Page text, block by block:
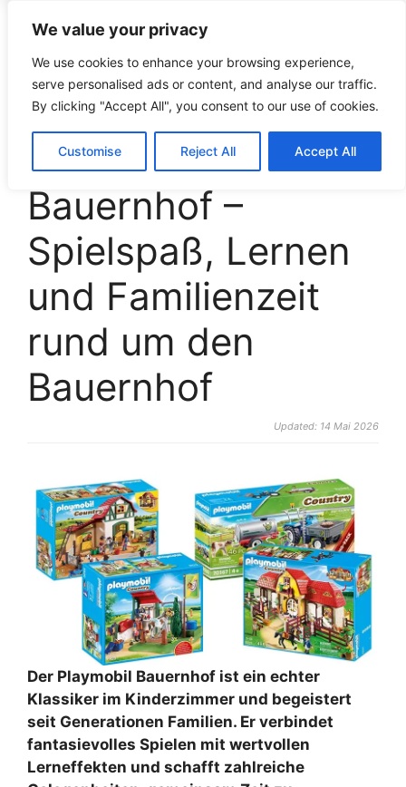
We value your privacy
We use cookies to enhance your browsing experience,
serve personalised ads or content, and analyse our traffic.
By clicking "Accept All", you consent to our use of cookies.
Customise Reject All Accept All
croco-puzzle.de
Playmobil
Bauernhof –
Spielspaß, Lernen
und Familienzeit
rund um den
Bauernhof
Updated: 14 Mai 2026
Der Playmobil Bauernhof ist ein echter
Klassiker im Kinderzimmer und begeistert
seit Generationen Familien. Er verbindet
fantasievolles Spielen mit wertvollen
Lerneffekten und schafft zahlreiche